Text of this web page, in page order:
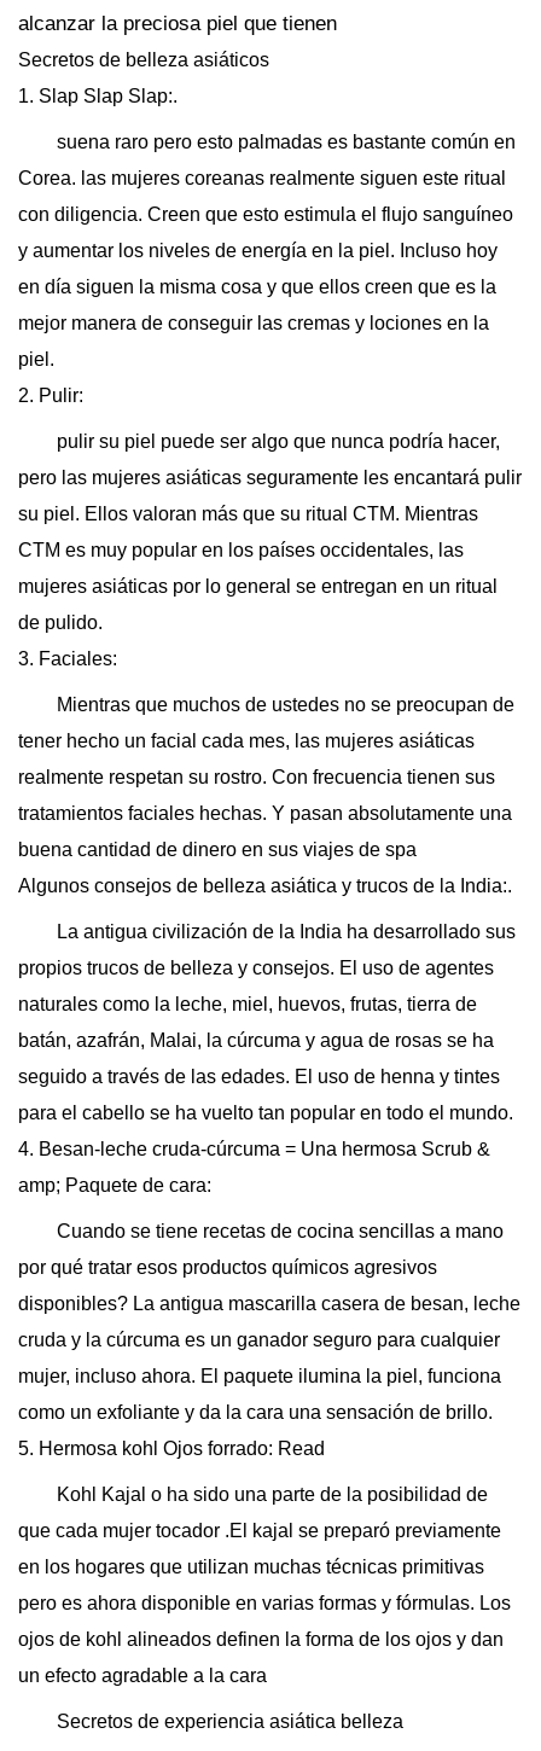
alcanzar la preciosa piel que tienen
Secretos de belleza asiáticos
1. Slap Slap Slap:.
suena raro pero esto palmadas es bastante común en
Corea. las mujeres coreanas realmente siguen este ritual
con diligencia. Creen que esto estimula el flujo sanguíneo
y aumentar los niveles de energía en la piel. Incluso hoy
en día siguen la misma cosa y que ellos creen que es la
mejor manera de conseguir las cremas y lociones en la
piel.
2. Pulir:
pulir su piel puede ser algo que nunca podría hacer,
pero las mujeres asiáticas seguramente les encantará pulir
su piel. Ellos valoran más que su ritual CTM. Mientras
CTM es muy popular en los países occidentales, las
mujeres asiáticas por lo general se entregan en un ritual
de pulido.
3. Faciales:
Mientras que muchos de ustedes no se preocupan de
tener hecho un facial cada mes, las mujeres asiáticas
realmente respetan su rostro. Con frecuencia tienen sus
tratamientos faciales hechas. Y pasan absolutamente una
buena cantidad de dinero en sus viajes de spa
Algunos consejos de belleza asiática y trucos de la India:.
La antigua civilización de la India ha desarrollado sus
propios trucos de belleza y consejos. El uso de agentes
naturales como la leche, miel, huevos, frutas, tierra de
batán, azafrán, Malai, la cúrcuma y agua de rosas se ha
seguido a través de las edades. El uso de henna y tintes
para el cabello se ha vuelto tan popular en todo el mundo.
4. Besan-leche cruda-cúrcuma = Una hermosa Scrub &
amp; Paquete de cara:
Cuando se tiene recetas de cocina sencillas a mano
por qué tratar esos productos químicos agresivos
disponibles? La antigua mascarilla casera de besan, leche
cruda y la cúrcuma es un ganador seguro para cualquier
mujer, incluso ahora. El paquete ilumina la piel, funciona
como un exfoliante y da la cara una sensación de brillo.
5. Hermosa kohl Ojos forrado: Read
Kohl Kajal o ha sido una parte de la posibilidad de
que cada mujer tocador .El kajal se preparó previamente
en los hogares que utilizan muchas técnicas primitivas
pero es ahora disponible en varias formas y fórmulas. Los
ojos de kohl alineados definen la forma de los ojos y dan
un efecto agradable a la cara
Secretos de experiencia asiática belleza